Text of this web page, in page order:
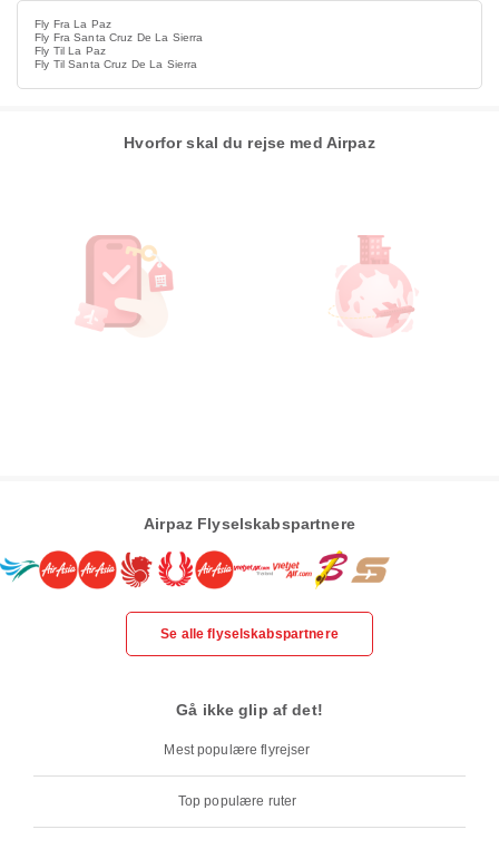
Fly Fra La Paz
Fly Fra Santa Cruz De La Sierra
Fly Til La Paz
Fly Til Santa Cruz De La Sierra
Hvorfor skal du rejse med Airpaz
Airpaz Flyselskabspartnere
Se alle flyselskabspartnere
Gå ikke glip af det!
Mest populære flyrejser
Top populære ruter